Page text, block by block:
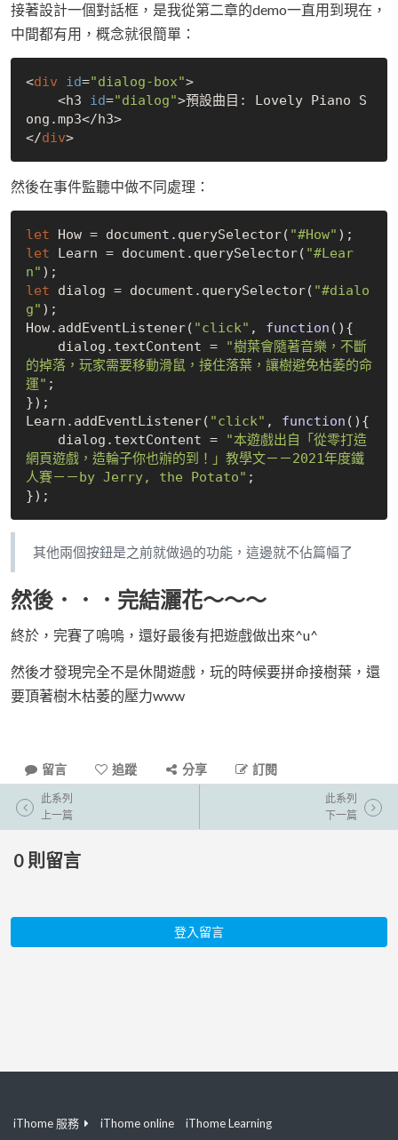
接著設計一個對話框，是我從第二章的demo一直用到現在，
中間都有用，概念就很簡單：
<div id="dialog-box">
    <h3
id="dialog">預設曲目: Lovely Piano S
ong.mp3</h3>
</div >
然後在事件監聽中做不同處理：
let How = document.querySelector( "#How" )
let Learn = document.querySelector( "#Lear
n" )
let dialog = document.querySelector( "#dialo
g" )
How. addEventListener( "click" , function () {
    dialog.textContent =
"樹葉會隨著音樂，不斷
的掉落，玩家需要移動滑鼠，接住落葉，讓樹避免枯萎的命
運" ;
Learn . addEventListener( "click" , function () {
    dialog.textContent =
"本遊戲出自「從零打造
網頁遊戲，造輪子你也辦的到！」教學文－－2021年度鐵
人賽－－by Jerry, the Potato" ;
其他兩個按鈕是之前就做過的功能，這邊就不佔篇幅了
然後．．．完結灑花～～～
終於，完賽了嗚嗚，還好最後有把遊戲做出來^u^
然後才發現完全不是休閒遊戲，玩的時候要拼命接樹葉，還
要頂著樹木枯萎的壓力www
留言 追蹤 分享 訂閱
此系列
上一篇
此系列
下一篇
0 則留言
登入留言
iThome 服務 iThome online iThome Learning